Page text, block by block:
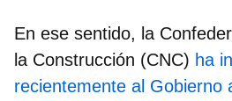
En ese sentido, la
la Construcción (CNC) ha
recientemente al Gobierno